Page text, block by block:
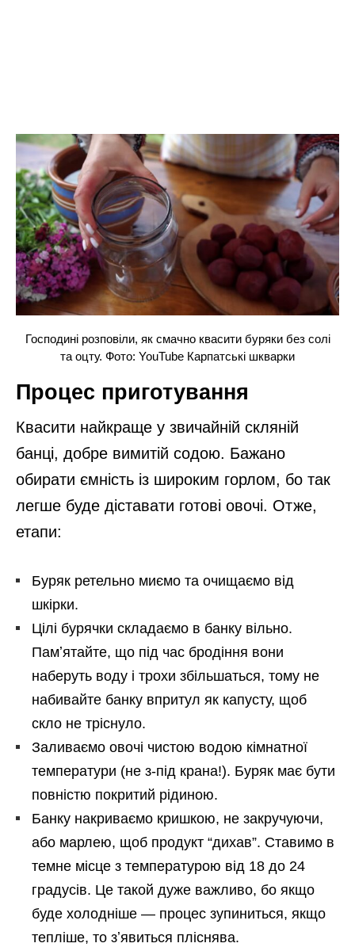
Господині розповіли, як смачно квасити буряки без солі
та оцту. Фото: YouTube Карпатські шкварки
Процес приготування
Квасити найкраще у звичайній скляній
банці, добре вимитій содою. Бажано
обирати ємність із широким горлом, бо так
легше буде діставати готові овочі. Отже,
етапи:
Буряк ретельно миємо та очищаємо від
шкірки.
Цілі бурячки складаємо в банку вільно.
Памʼятайте, що під час бродіння вони
наберуть воду і трохи збільшаться, тому не
набивайте банку впритул як капусту, щоб
скло не тріснуло.
Заливаємо овочі чистою водою кімнатної
температури (не з-під крана!). Буряк має бути
повністю покритий рідиною.
Банку накриваємо кришкою, не закручуючи,
або марлею, щоб продукт “дихав”. Ставимо в
темне місце з температурою від 18 до 24
градусів. Це такой дуже важливо, бо якщо
буде холодніше — процес зупиниться, якщо
тепліше, то зʼявиться пліснява.